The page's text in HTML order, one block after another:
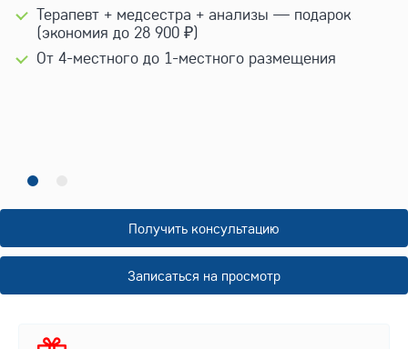
Терапевт + медсестра + анализы — подарок
(экономия до 28 900 ₽)
От 4-местного до 1-местного размещения
Получить консультацию
Записаться на просмотр